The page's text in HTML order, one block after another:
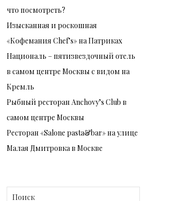
что посмотреть?
Изысканная и роскошная
«Кофемания Chef’s» на Патриках
Националь – пятизвездочный отель
в самом центре Москвы с видом на
Кремль
Рыбный ресторан Anchovy’s Club в
самом центре Москвы
Ресторан «Salone pasta&bar» на улице
Малая Дмитровка в Москве